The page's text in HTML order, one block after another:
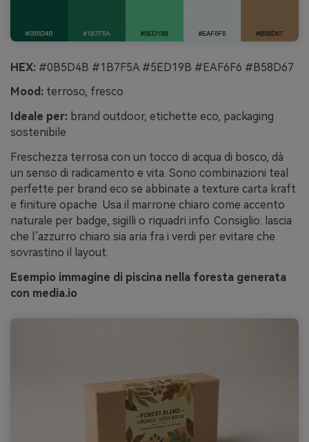
HEX: #0B5D4B #1B7F5A #5ED19B #EAF6F6 #B58D67
Mood: terroso, fresco
Ideale per: brand outdoor, etichette eco, packaging
sostenibile
Freschezza terrosa con un tocco di acqua di bosco, dà
un senso di radicamento e vita. Sono combinazioni teal
perfette per brand eco se abbinate a texture carta kraft
e finiture opache. Usa il marrone chiaro come accento
naturale per badge, sigilli o riquadri info. Consiglio: lascia
che l’azzurro chiaro sia aria fra i verdi per evitare che
sovrastino il layout.
Esempio immagine di piscina nella foresta generata
con media.io